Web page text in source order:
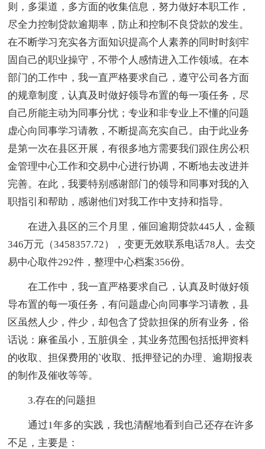
则，多渠道，多方面的收集信息，努力做好本职工作，
尽全力控制贷款逾期率，防止和控制不良贷款的发生。
在不断学习充实各方面知识提高个人素养的同时时刻牢
固自己的职业操守，不带个人感情进入工作领域。在本
部门的工作中，我一直严格要求自己，遵守公司各方面
的规章制度，认真及时做好领导布置的每一项任务，尽
自己所能主动为同事分忧；专业和非专业上不懂的问题
虚心向同事学习请教，不断提高充实自己。由于此业务
是第一次在县区开展，有很多地方需要我们跟住房公积
金管理中心工作和交易中心进行协调，不断地去改进并
完善。在此，我要特别感谢部门的领导和同事对我的入
职指引和帮助，感谢他们对我工作中支持和指导。
在进入县区的三个月里，催回逾期贷款445人，金额
346万元（3458357.72），变更无效联系电话78人。去交
易中心取件292件，整理中心档案356份。
在工作中，我一直严格要求自己，认真及时做好领
导布置的每一项任务，有问题虚心向同事学习请教，县
区虽然人少，件少，却包含了贷款担保的所有业务，俗
话说：麻雀虽小，五脏俱全，其业务范围包括抵押资料
的收取、担保费用的`收取、抵押登记的办理、逾期报表
的制作及催收等等。
3.存在的问题担
通过1年多的实践，我也清醒地看到自己还存在许多
不足，主要是：